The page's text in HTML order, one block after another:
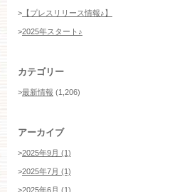
> 【プレスリリース情報♪】
>2025年スタート♪
カテゴリー
>最新情報 (1,206)
アーカイブ
>2025年9月 (1)
>2025年7月 (1)
>2025年6月 (1)